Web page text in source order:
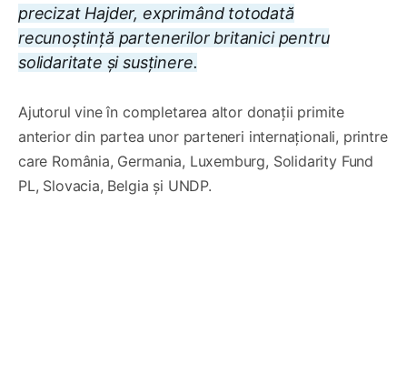
precizat Hajder, exprimând totodată
recunoștință partenerilor britanici pentru
solidaritate și susținere.
Ajutorul vine în completarea altor donații primite
anterior din partea unor parteneri internaționali, printre
care România, Germania, Luxemburg, Solidarity Fund
PL, Slovacia, Belgia și UNDP.